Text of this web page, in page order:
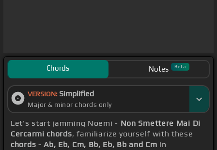
Chords Notes Beta
VERSION: Simplified
Major & minor chords only
Let's start jamming Noemi - Non Smettere Mai Di
Cercarmi chords, familiarize yourself with these
chords - Ab, Eb, Cm, Bb, Eb, Bb and Cm in